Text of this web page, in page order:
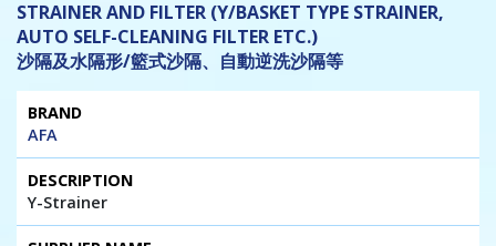
STRAINER AND FILTER (Y/BASKET TYPE STRAINER,
AUTO SELF-CLEANING FILTER ETC.)
沙隔及水隔形/籃式沙隔、自動逆洗沙隔等
Brand
Fax
AFA
Y-Strainer